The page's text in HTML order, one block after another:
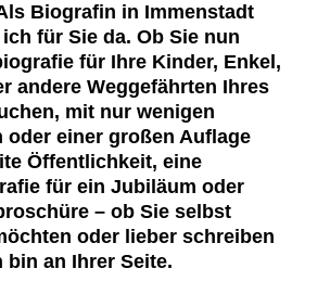
Biografin in Immenstadt
für Sie da. Ob Sie nun
für Ihre Kinder, Enkel,
andere Weggefährten Ihres
mit nur wenigen
oder einer großen Auflage
Öffentlichkeit, eine
für ein Jubiläum oder
– ob Sie selbst
oder lieber schreiben
bin an Ihrer Seite.